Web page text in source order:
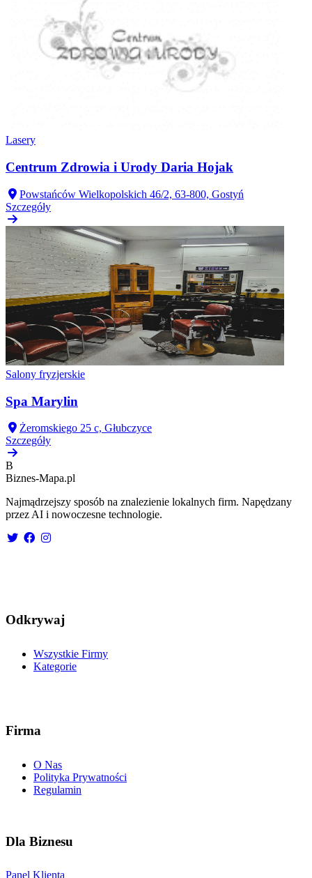
Lasery
Centrum Zdrowia i Urody Daria Hojak
Powstańców Wielkopolskich 46/2, 63-800, Gostyń
Szczegóły
Salony fryzjerskie
Spa Marylin
Żeromskiego 25 c, Głubczyce
Szczegóły
B
Biznes-Mapa.pl
Najmądrzejszy sposób na znalezienie lokalnych firm. Napędzany
przez AI i nowoczesne technologie.
Odkrywaj
Wszystkie Firmy
Kategorie
Firma
O Nas
Polityka Prywatności
Regulamin
Dla Biznesu
Panel Klienta